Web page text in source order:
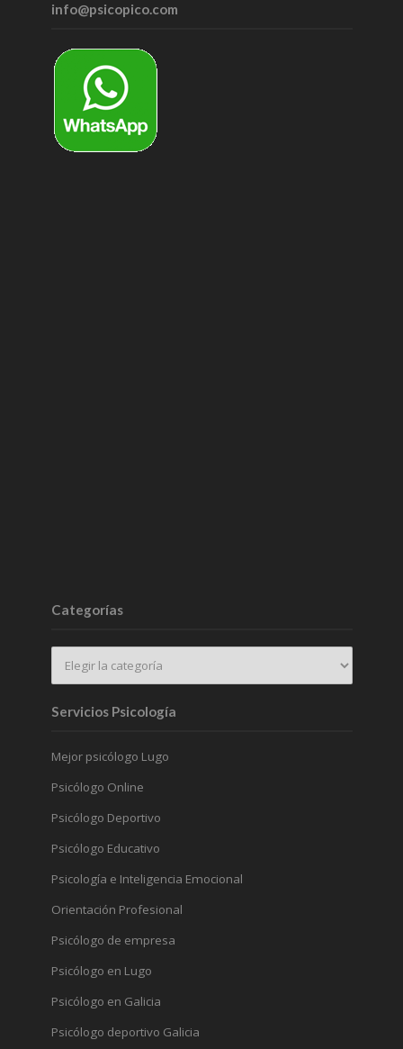
info@psicopico.com
Categorías
Servicios Psicología
Mejor psicólogo Lugo
Psicólogo Online
Psicólogo Deportivo
Psicólogo Educativo
Psicología e Inteligencia Emocional
Orientación Profesional
Psicólogo de empresa
Psicólogo en Lugo
Psicólogo en Galicia
Psicólogo deportivo Galicia